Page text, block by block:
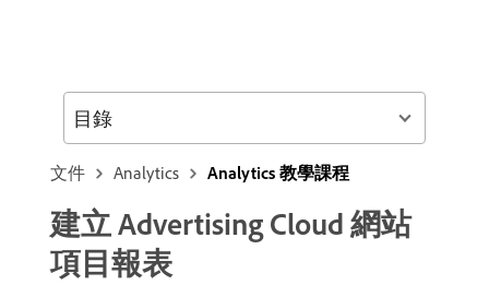
文件 Analytics Analytics 教學課程
建立 Advertising Cloud 網站
項目報表
目錄